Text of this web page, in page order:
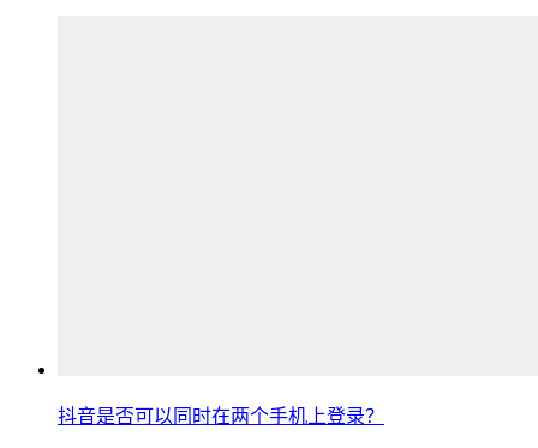
抖音是否可以同时在两个手机上登录？